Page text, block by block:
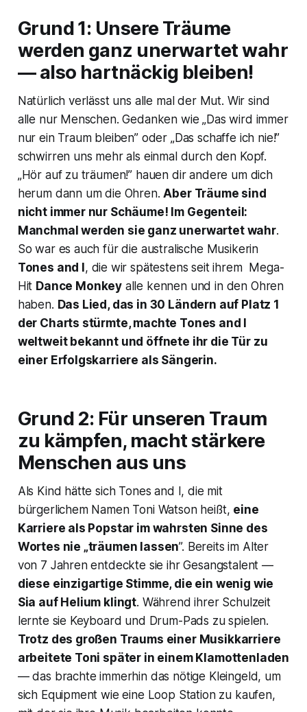
Grund 1: Unsere Träume
werden ganz unerwartet wahr
— also hartnäckig bleiben!
Natürlich verlässt uns alle mal der Mut. Wir sind
alle nur Menschen. Gedanken wie „Das wird immer
nur ein Traum bleiben” oder „Das schaffe ich nie!”
schwirren uns mehr als einmal durch den Kopf.
„Hör auf zu träumen!” hauen dir andere um dich
herum dann um die Ohren.Aber Träume sind
nicht immer nur Schäume! Im Gegenteil:
Manchmal werden sie ganz unerwartet wahr.
So war es auch für die australische Musikerin
Tones and I , die wir spätestens seit ihrem Mega-
Hit Dance Monkey alle kennen und in den Ohren
haben. Das Lied, das in 30 Ländern auf Platz 1
der Charts stürmte, machte Tones and I
weltweit bekannt und öffnete ihr die Tür zu
einer Erfolgskarriere als Sängerin.
Grund 2: Für unseren Traum
zu kämpfen, macht stärkere
Menschen aus uns
Als Kind hätte sich Tones and I, die mit
bürgerlichem Namen Toni Watson heißt, eine
Karriere als Popstar im wahrsten Sinne des
Wortes nie „träumen lassen”. Bereits im Alter
von 7 Jahren entdeckte sie ihr Gesangstalent —
diese einzigartige Stimme, die ein wenig wie
Sia auf Helium klingt. Während ihrer Schulzeit
lernte sie Keyboard und Drum-Pads zu spielen.
Trotz des großen Traums einer Musikkarriere
arbeitete Toni später in einem Klamottenladen
— das brachte immerhin das nötige Kleingeld, um
sich Equipment wie eine Loop Station zu kaufen,